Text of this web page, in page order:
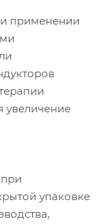
применении
увеличение
упаковке